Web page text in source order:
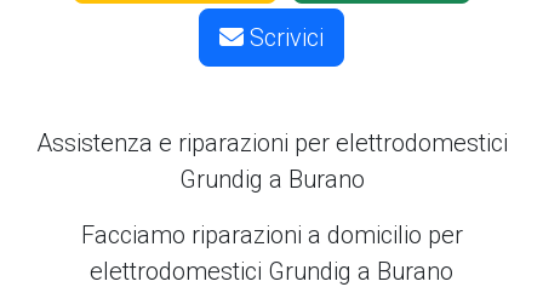
Scrivici
Assistenza e riparazioni per elettrodomestici
Grundig a Burano
Facciamo riparazioni a domicilio per
elettrodomestici Grundig a Burano